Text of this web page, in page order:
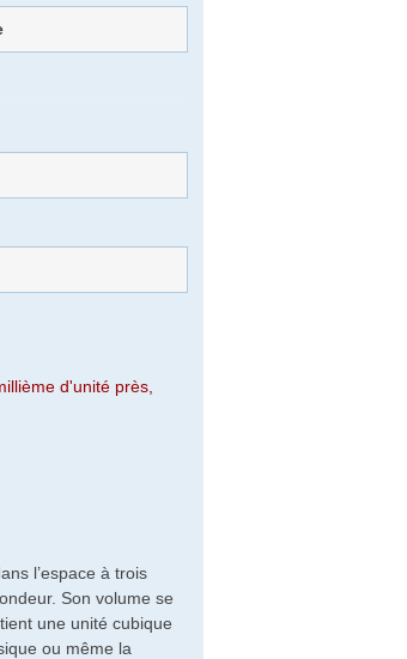
d'unité près,
l’espace à trois
Son volume se
une unité cubique
ou même la